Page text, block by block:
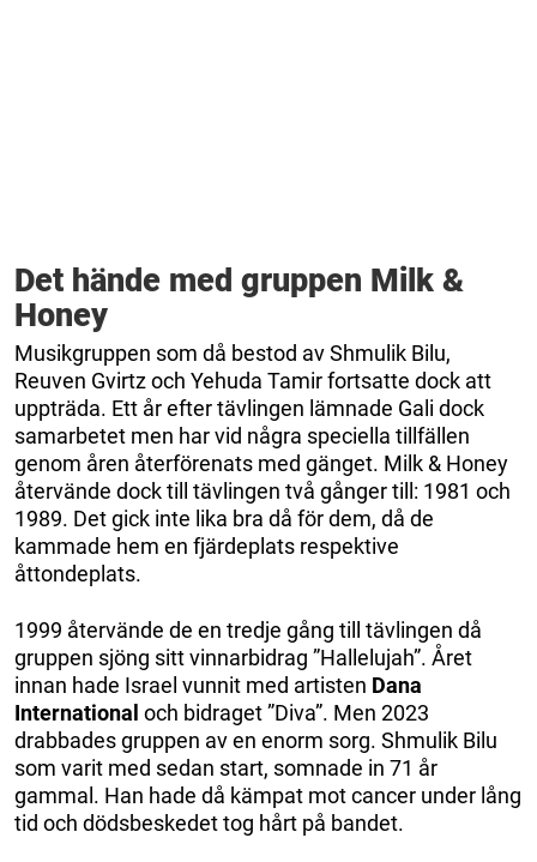
Det hände med gruppen Milk &
Honey
Musikgruppen som då bestod av Shmulik Bilu,
Reuven Gvirtz och Yehuda Tamir fortsatte dock att
uppträda. Ett år efter tävlingen lämnade Gali dock
samarbetet men har vid några speciella tillfällen
genom åren återförenats med gänget. Milk & Honey
återvände dock till tävlingen två gånger till: 1981 och
1989. Det gick inte lika bra då för dem, då de
kammade hem en fjärdeplats respektive
åttondeplats.
1999 återvände de en tredje gång till tävlingen då
gruppen sjöng sitt vinnarbidrag ”Hallelujah”. Året
innan hade Israel vunnit med artisten Dana
International och bidraget ”Diva”. Men 2023
drabbades gruppen av en enorm sorg. Shmulik Bilu
som varit med sedan start, somnade in 71 år
gammal. Han hade då kämpat mot cancer under lång
tid och dödsbeskedet tog hårt på bandet.